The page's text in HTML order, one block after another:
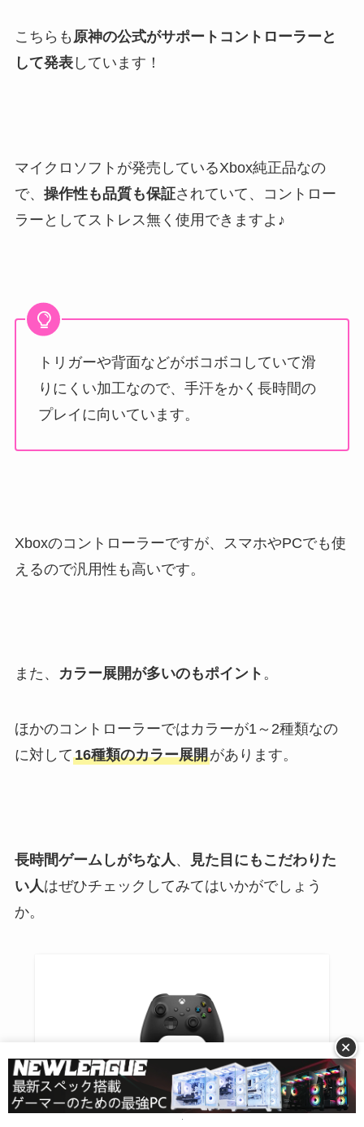
こちらも 原神の公式がサポートコントローラーと
して発表しています！
マイクロソフトが発売しているXbox純正品なの
で、 操作性も品質も保証されていて、コントロー
ラーとしてストレス無く使用できますよ♪
トリガーや背面などがボコボコしていて滑
りにくい加工なので、手汗をかく長時間の
プレイに向いています。
Xboxのコントローラーですが、スマホやPCでも使
えるので汎用性も高いです。
また、 カラー展開が多いのもポイント 。
ほかのコントローラーではカラーが1～2種類なの
に対して16種類のカラー展開があります。
長時間ゲームしがちな人 、
見た目にもこだわりた
い人 はぜひチェックしてみてはいかがでしょう
か。
【純正品】Xbox ワイヤレス コントローラー +
USB-C ケーブル
+